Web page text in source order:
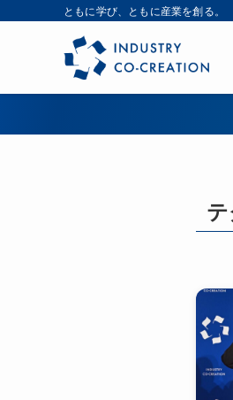
ともに学び、ともに産業を創る。